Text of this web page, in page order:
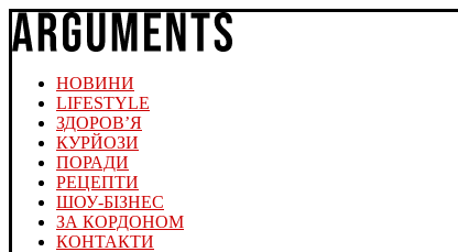
НОВИНИ
LIFESTYLE
ЗДОРОВ’Я
КУРЙОЗИ
ПОРАДИ
РЕЦЕПТИ
ШОУ-БІЗНЕС
ЗА КОРДОНОМ
КОНТАКТИ